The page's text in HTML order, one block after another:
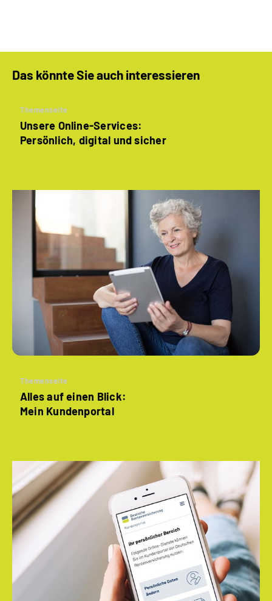
Das könnte Sie auch interessieren
Themenseite
Unsere Online-Services:
Persönlich, digital und sicher
Themenseite
Alles auf einen Blick:
Mein Kundenportal